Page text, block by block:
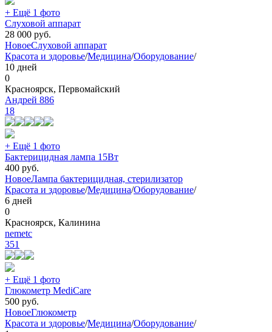
+ Ещё 1 фото
Слуховой аппарат
28 000 руб.
НовоеСлуховой аппарат
Красота и здоровье/Медицина/Оборудование/
10 дней
0
Красноярск, Первомайский
Андрей 886
18
+ Ещё 1 фото
Бактерицидная лампа 15Вт
400 руб.
НовоеЛампа бактерицидная, стерилизатор
Красота и здоровье/Медицина/Оборудование/
6 дней
0
Красноярск, Калинина
nemetc
351
+ Ещё 1 фото
Глюкометр MediCare
500 руб.
НовоеГлюкометр
Красота и здоровье/Медицина/Оборудование/